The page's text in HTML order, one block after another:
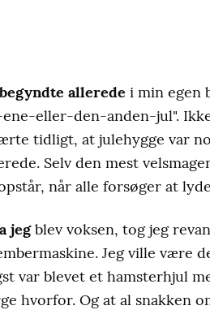
allerede i min egen
eller-den-anden-jul".
tidligt, at julehygge var
Selv den mest
når alle forsøger at
jegblev voksen, tog jeg
Jeg ville være
var blevet et hamsterhjul
hvorfor. Og at al snakken